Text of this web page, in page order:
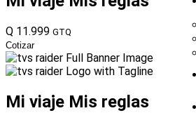
Q 11.999 GTQ
Cotizar
Mi viaje Mis reglas